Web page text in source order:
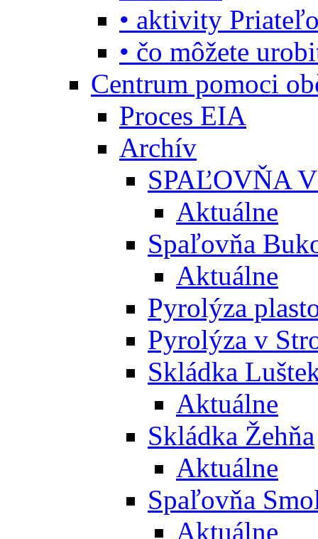
• aktivity
• čo môžete
Centrum pomoci
Proces EIA
Archív
SPAĽOVŇA
Aktuálne
Spaľovňa
Aktuálne
Pyrolýza
Pyrolýza v
Skládka
Aktuálne
Skládka Žehňa
Aktuálne
Spaľovňa
Aktuálne